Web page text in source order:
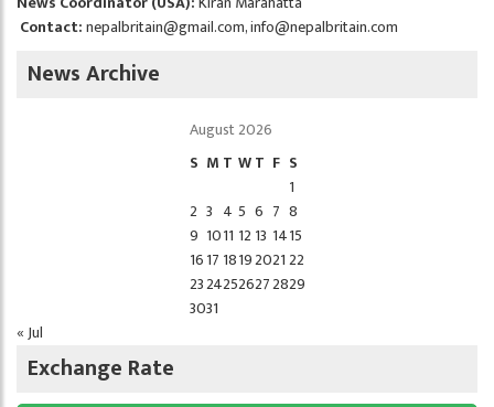
Contact:nepalbritain@gmail.com,info@nepalbritain.com
News Archive
August 2026
S M T WT F S
1
2 3 4 5 6 7 8
9 1011 12 13 1415
1617 1819202122
23242526272829
3031
« Jul
Exchange Rate